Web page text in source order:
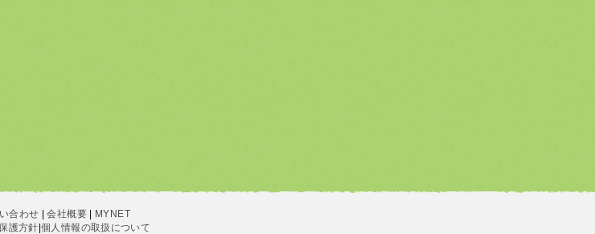
合わせ |会社概要|
MYNET
護方針 |個人情報の取扱について